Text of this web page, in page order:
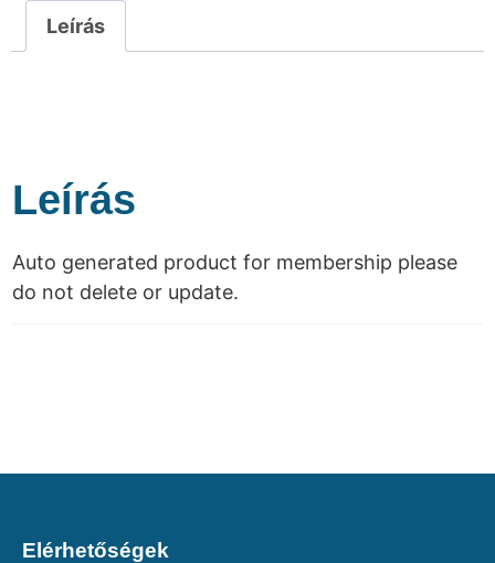
Leírás
Leírás
Auto generated product for membership please
do not delete or update.
Elérhetőségek